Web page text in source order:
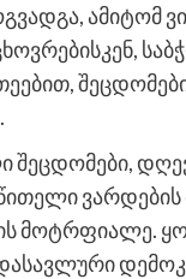
ამიტომ
შეცდომები,
მოტრფიალე.